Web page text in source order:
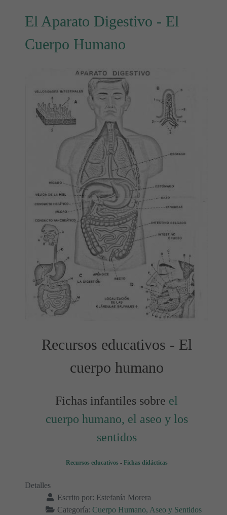
El Aparato Digestivo - El
Cuerpo Humano
Recursos educativos - El
cuerpo humano
Fichas infantiles sobre el
cuerpo humano, el aseo y los
sentidos
Recursos educativos - Fichas didácticas
Detalles
Escrito por: Estefanía Morera
Categoría: Cuerpo Humano, Aseo y Sentidos